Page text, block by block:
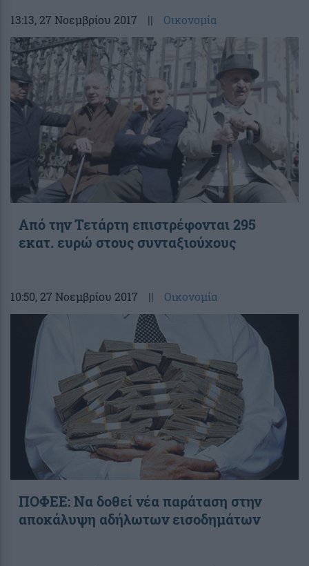
13:13, 27 Νοεμβρίου 2017 || Οικονομία
Aπό την Τετάρτη επιστρέφονται 295
εκατ. ευρώ στους συνταξιούχους
10:50, 27 Νοεμβρίου 2017 || Οικονομία
ΠΟΦΕΕ: Να δοθεί νέα παράταση στην
αποκάλυψη αδήλωτων εισοδημάτων